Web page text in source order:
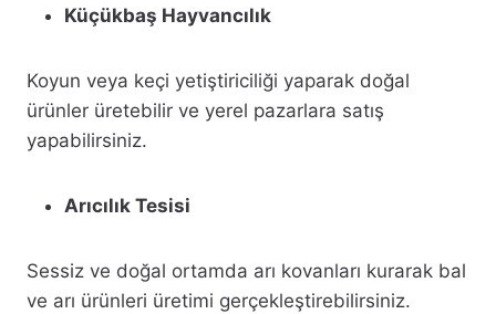
Küçükbaş Hayvancılık
Koyun veya keçi yetiştiriciliği yaparak doğal
ürünler üretebilir ve yerel pazarlara satış
yapabilirsiniz.
Arıcılık Tesisi
Sessiz ve doğal ortamda arı kovanları kurarak bal
ve arı ürünleri üretimi gerçekleştirebilirsiniz.